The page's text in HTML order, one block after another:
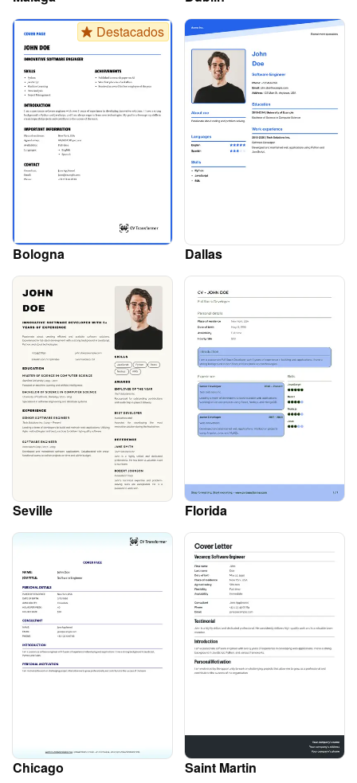
Destacados
Bologna Dallas
Seville Florida
Chicago Saint Martin